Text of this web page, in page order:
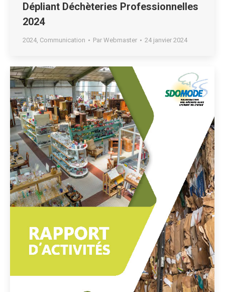
Dépliant Déchèteries Professionnelles
2024
2024, Communication Par Webmaster 24 janvier 2024